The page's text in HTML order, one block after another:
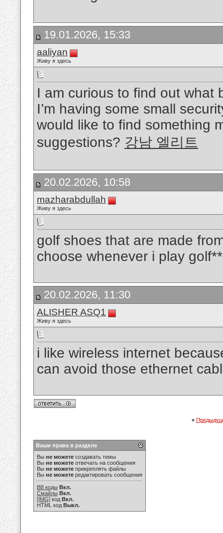
19.01.2026, 15:33
aaliyan
Живу я здесь
I am curious to find out what
I’m having some small
would like to find something
suggestions? 강남 엘리트
20.02.2026, 10:58
mazharabdullah
Живу я здесь
golf shoes that are made
choose whenever i play
20.02.2026, 11:30
ALISHER ASQ1
Живу я здесь
i like wireless internet
can avoid those ethernet
«
Ваши права в разделе
Вы не можете создавать темы
Вы не можете отвечать на сообщения
Вы не можете прикреплять файлы
Вы не можете редактировать сообщения
BB коды Вкл.
Смайлы Вкл.
[IMG] код Вкл.
HTML код Выкл.